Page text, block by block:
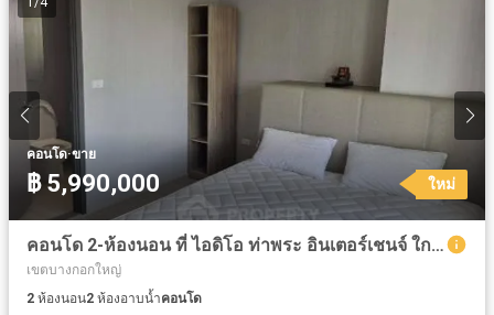
คอนโด·ขาย
฿ 5,990,000 ใหม่
คอนโด 2-ห้องนอน ที่ ไอดิโอ ท่าพระ อินเตอร์เชนจ์ ใกล้ MRT ท่าพระ
เขตบางกอกใหญ่
2 ห้องนอน2 ห้องอาบน้ำคอนโด